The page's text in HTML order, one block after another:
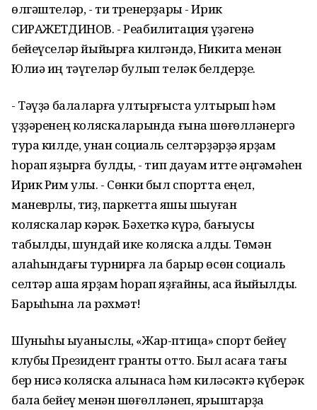
өлгәштеләр, - ти тренерҙары - Ирик
СИРАЖЕТДИНОВ. - Реабилитация үҙәгенә
бейеүселәр йыйырға килгәндә, Никита менән
Юлиә иң тәүгеләр булып теләк белдерҙе.
- Тәүҙә балаларға ултырғыста ултырып һәм
үҙҙәренең коляскаларында ғына шөғөлләнергә
тура килде, унан социаль селтәрҙәрҙә ярҙам
һорап яҙырға булдыҡ, - тип дауам итте әңгәмәһен
Ирик Рим улы. - Сөнки был спортта еңел,
маневрлы, тиҙ, паркетта яҡшы шыуған
коляскалар кәрәк. Бәхеткә күрә, бағыусы
табылды, шундай ике коляска алдыҡ. Төмән
ҡалаһындағы турнирға ла барыр өсөн социаль
селтәр аша ярҙам һорап яҙғайныҡ, аҡса йыйылды.
Барыһына ла рәхмәт!
Шуныһы ҡыуаныслы, «Жар-птица» спорт бейеү
клубы Президент гранты отто. Был аҡсаға тағы
бер нисә коляска алынасаҡ һәм киләсәктә күберәк
бала бейеү менән шөғөлләнеп, ярыштарҙа